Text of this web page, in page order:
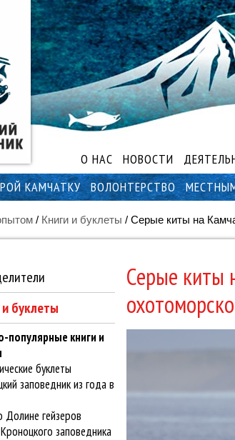
О НАС НОВОСТИ
КАМЧАТКУ
ВОЛОНТЕРСТВО
/ Книги и буклеты / Серые киты на
буклеты
популярные книги и
буклеты
заповедник из года в
Долине гейзеров
заповедника
Серые киты